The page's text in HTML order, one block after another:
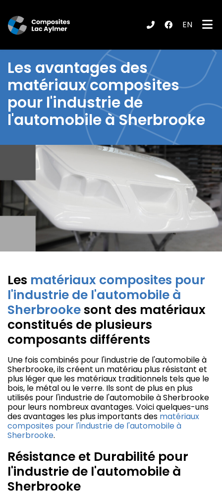
(Produits / Services )
EN
Les avantages des
matériaux composites
pour l'industrie de
l'automobile à Sherbrooke
Les matériaux composites pour
l'industrie de l'automobile à
Sherbrookesont des matériaux
constitués de plusieurs
composants différents
Une fois combinés pour l'industrie de l'automobile à
Sherbrooke, ils créent un matériau plus résistant et
plus léger que les matériaux traditionnels tels que le
bois, le métal ou le verre. Ils sont de plus en plus
utilisés pour l'industrie de l'automobile à Sherbrooke
pour leurs nombreux avantages. Voici quelques-uns
des avantages les plus importants des matériaux
composites pour l'industrie de l'automobile à
Sherbrooke.
Résistance et Durabilité pour
l'industrie de l'automobile à
Sherbrooke